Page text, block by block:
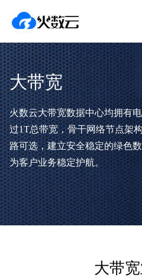
大带宽
火数云大带宽数据中心均拥有
过1T总带宽，骨干网络节点架
路可选，建立安全稳定的绿色
为客户业务稳定护航。
大带